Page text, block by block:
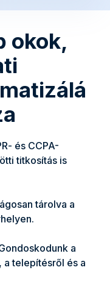
okok,
és CCPA-
titkosítás is
tárolva a
a
telepítésről és a